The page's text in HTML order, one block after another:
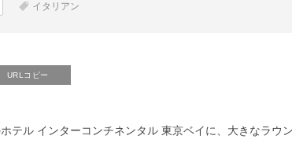
イタリアン
URLコピー
テル インターコンチネンタル 東京ベイに、大きなラウ